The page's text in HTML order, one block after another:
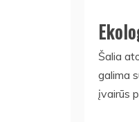
Šalia
galima
įvairūs